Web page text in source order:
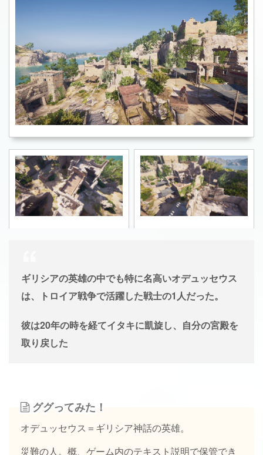
ギリシアの英雄の中でも特に名高いオデュッセウス
は、トロイア戦争で活躍した戦士の1人だった。
彼は20年の時を経てイタキに凱旋し、自分の宮殿を
取り戻した
ググってみた！
オデュッセウス＝ギリシア神話の英雄。
災難の人。概、ゲーム内のテキスト説明で保管でき